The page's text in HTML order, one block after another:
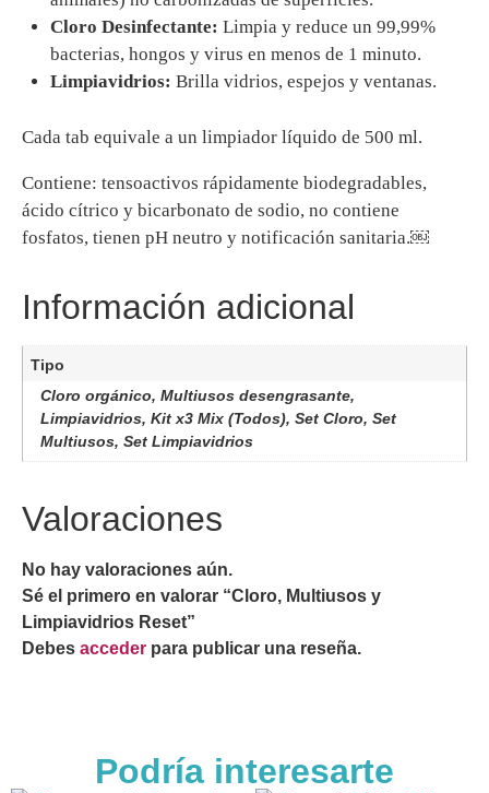
Cloro Desinfectante: Limpia y reduce un 99,99%
bacterias, hongos y virus en menos de 1 minuto.
Limpiavidrios: Brilla vidrios, espejos y ventanas.
Cada tab equivale a un limpiador líquido de 500 ml.
Contiene: tensoactivos rápidamente biodegradables,
ácido cítrico y bicarbonato de sodio, no contiene
fosfatos, tienen pH neutro y notificación sanitaria.￼
Información adicional
Tipo
Cloro orgánico, Multiusos desengrasante,
Limpiavidrios, Kit x3 Mix (Todos), Set Cloro, Set
Multiusos, Set Limpiavidrios
Valoraciones
No hay valoraciones aún.
Sé el primero en valorar “Cloro, Multiusos y
Limpiavidrios Reset”
Debes acceder para publicar una reseña.
Podría interesarte